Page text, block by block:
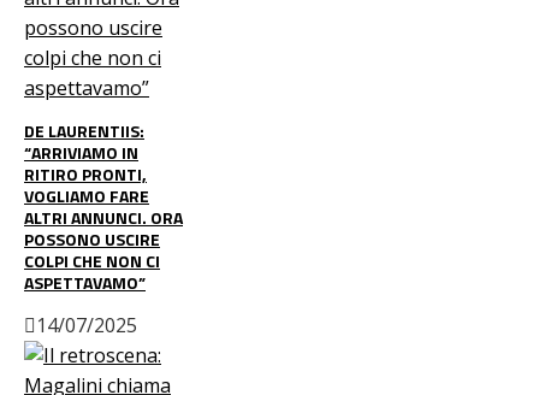
DE LAURENTIIS:
“ARRIVIAMO IN
RITIRO PRONTI,
VOGLIAMO FARE
ALTRI ANNUNCI. ORA
POSSONO USCIRE
COLPI CHE NON CI
ASPETTAVAMO”
14/07/2025